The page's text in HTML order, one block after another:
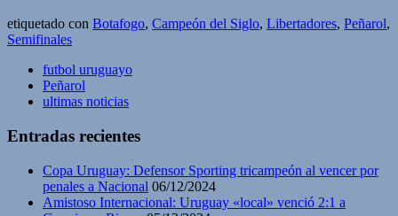
etiquetado con Botafogo, Campeón del Siglo, Libertadores, Peñarol,
Semifinales
futbol uruguayo
Peñarol
ultimas noticias
Entradas recientes
Copa Uruguay: Defensor Sporting tricampeón al vencer por
penales a Nacional 06/12/2024
Amistoso Internacional: Uruguay «local» venció 2:1 a